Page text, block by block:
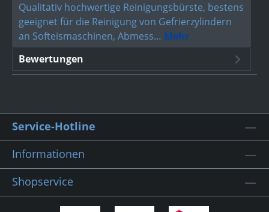
Qualitativ hochwertige Reinigungsbürste, bestens
geeignet für die Reinigung von Gefrierzylindern
an Softeismaschinen, Abmess… Mehr
Bewertungen
Service-Hotline
Informationen
Shopservice